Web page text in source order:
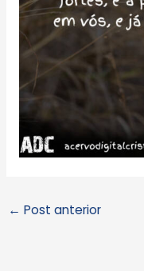
← Post anterior